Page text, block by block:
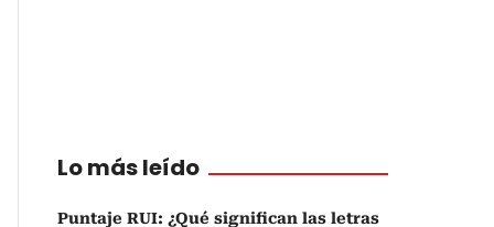
Lo más leído
Puntaje RUI: ¿Qué significan las letras